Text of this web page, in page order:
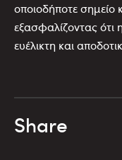
οποιοδήποτε σημείο
εξασφαλίζοντας ότι
ευέλικτη και
Share